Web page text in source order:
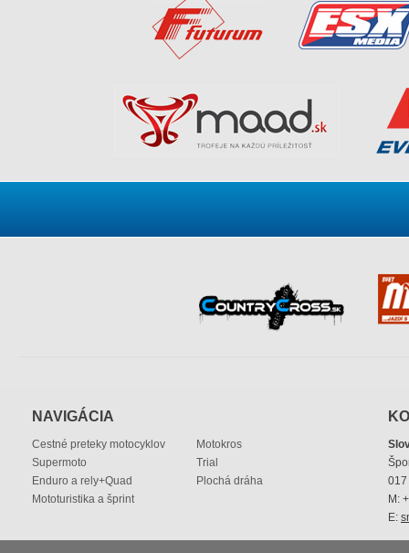
NAVIGÁCIA
Cestné preteky motocyklov
Motokros
Supermoto
Trial
Enduro a rely+Quad
Plochá dráha
Mototuristika a šprint
017
M:
E: